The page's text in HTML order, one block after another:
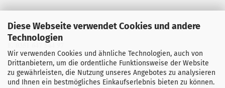
Diese Webseite verwendet Cookies und andere
Technologien
Wir verwenden Cookies und ähnliche Technologien, auch von
Drittanbietern, um die ordentliche Funktionsweise der Website
zu gewährleisten, die Nutzung unseres Angebotes zu analysieren
und Ihnen ein bestmögliches Einkaufserlebnis bieten zu können.
T. 0351 647 544 93
F. 0351 647 544 97
M. manu@buchdruck-digital.de